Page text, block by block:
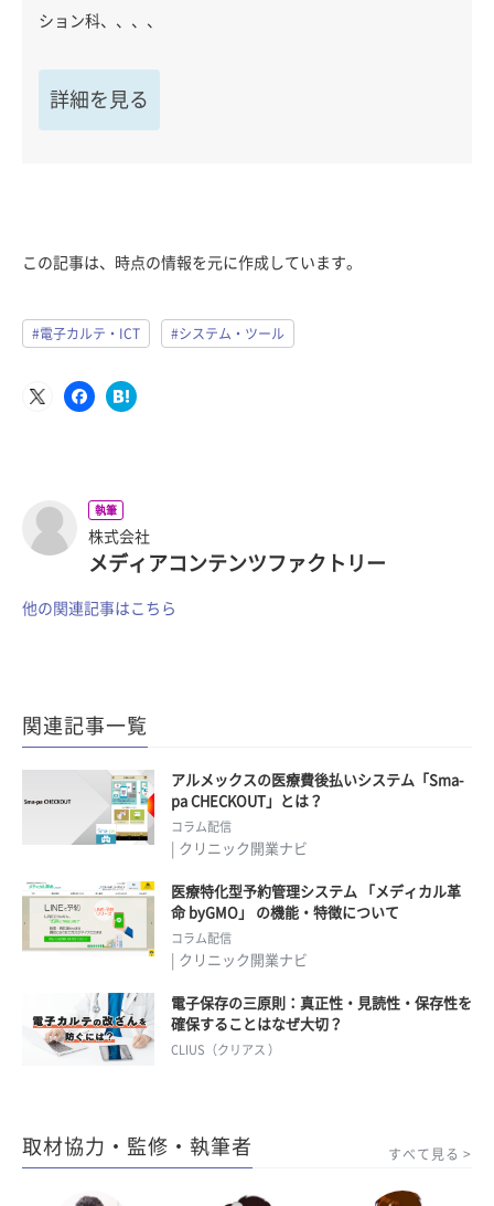
ション科、、、、
詳細を見る
この記事は、時点の情報を元に作成しています。
#電子カルテ・ICT #システム・ツール
執筆
株式会社
メディアコンテンツファクトリー
他の関連記事はこちら
関連記事一覧
アルメックスの医療費後払いシステム「Sma-
pa CHECKOUT」とは？
コラム配信
| クリニック開業ナビ
医療特化型予約管理システム 「メディカル革
命 byGMO」 の機能・特徴について
コラム配信
| クリニック開業ナビ
電子保存の三原則：真正性・見読性・保存性を
確保することはなぜ大切？
CLIUS（クリアス ）
取材協力・監修・執筆者 すべて見る